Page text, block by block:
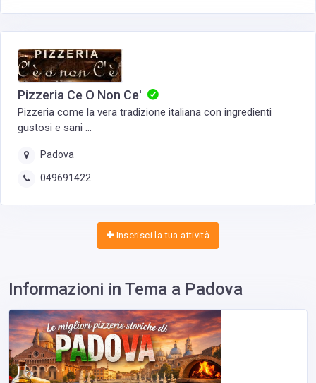
Pizzeria Ce O Non Ce'
Pizzeria come la vera tradizione italiana con ingredienti
gustosi e sani ...
Padova
049691422
Inserisci la tua attività
Informazioni in Tema a Padova